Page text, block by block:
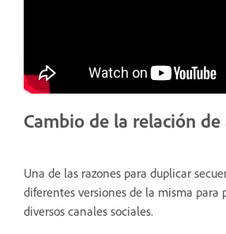
Cambio de la relación
Una de las razones para duplicar
diferentes versiones de la misma para
diversos canales sociales.